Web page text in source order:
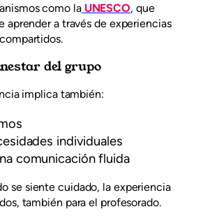
como la UNESCO, que
aprender a través de experiencias
del grupo
implica también:
individuales
comunicación fluida
se siente cuidado, la experiencia
también para el profesorado.